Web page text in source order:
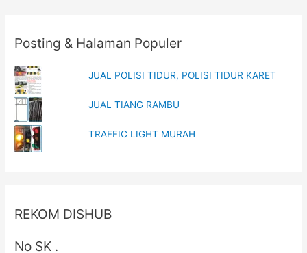
) w
)
Posting & Halaman Populer
JUAL POLISI TIDUR, POLISI TIDUR KARET
JUAL TIANG RAMBU
TRAFFIC LIGHT MURAH
REKOM DISHUB
No SK .